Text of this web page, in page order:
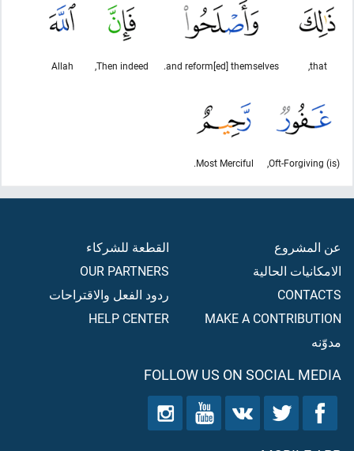
that,
and reform[ed] themselves.
Then indeed,
Allah
(is) Oft-Forgiving,
Most Merciful.
عن المشروع
الامكانيات الحالية
CONTACTS
MAKE A CONTRIBUTION
مدوّنه
القطعة للشركاء
OUR PARTNERS
ردود الفعل والاقتراحات
HELP CENTER
FOLLOW US ON SOCIAL MEDIA